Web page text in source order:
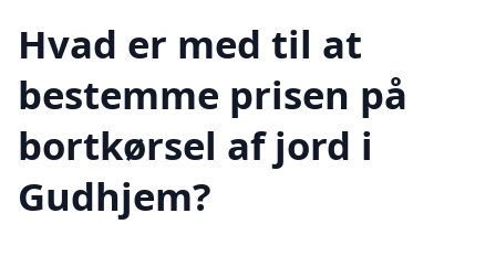
Hvad er med til at
bestemme prisen på
bortkørsel af jord i
Gudhjem?